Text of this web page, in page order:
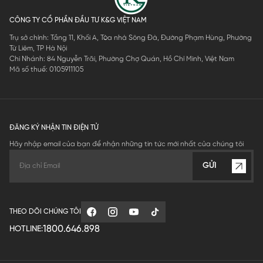
CÔNG TY CỔ PHẦN ĐẦU TƯ K&G VIỆT NAM
Trụ sở chính: Tầng 11, Khối A, Tòa nhà Sông Đà, Đường Phạm Hùng, Phường
Từ Liêm, TP Hà Nội
Chi Nhánh: 84 Nguyễn Trãi, Phường Chợ Quán, Hồ Chí Minh, Việt Nam
Mã số thuế: 0105911105
ĐĂNG KÝ NHẬN TIN ĐIỆN TỬ
Hãy nhập email của bạn để nhận những tin tức mới nhất của chúng tôi
GỬI
THEO DÕI CHÚNG TÔI
HOTLINE:1800.646.898